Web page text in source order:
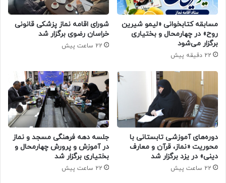
مسابقه کتابخوانی «لیمو شیرین
روح» در چهارمحال و بختیاری
برگزار می‌شود
22 دقیقه پیش
شورای اقامه نماز پزشکی قانونی
خراسان رضوی برگزار شد
22 ساعت پیش
دوره‌های آموزشی تابستانی با
محوریت «نماز، قرآن و معارف
دینی» در یزد برگزار شد
22 ساعت پیش
جلسه دهه فرهنگی مسجد و نماز
در آموزش و پرورش چهارمحال و
بختیاری برگزار شد
22 ساعت پیش